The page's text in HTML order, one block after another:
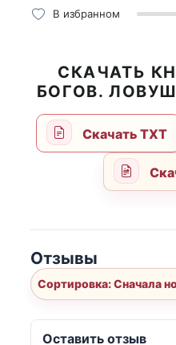
В избранном
СКАЧАТЬ
БОГОВ.
Скачать TXT
Отзывы
Сортировка:
Оставить отзыв